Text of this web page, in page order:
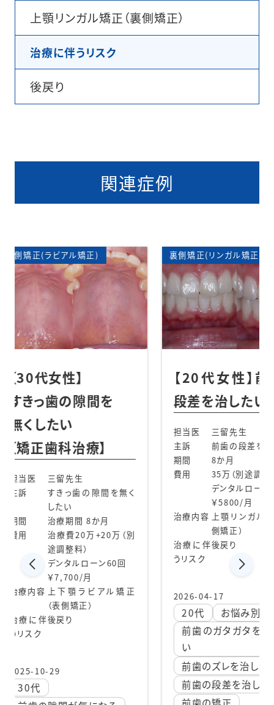
上顎リンガル矯正（裏側矯正）
治療に伴うリスク
後戻り
関連症例
を
】
間を無く
か月
万（別
ーン60回
アル矯正
矯正歯科
裏側矯正(リンガル矯正)
【20代女性】前歯の
段差を治したい
主訴
前歯の段差を治したい
期間
8か月
35万（別途調整料）
デンタルローン70回
治療内容
上顎リンガル矯正（裏
側矯正）
治療に伴
うリスク
2026-04-17
お悩み別治療
前歯のガタガタを治した
前歯のズレを治したい
前歯の段差を治したい
矯正歯
表側矯
部分矯
【
捻
【
担当
主訴
期間
治療
うリ
20